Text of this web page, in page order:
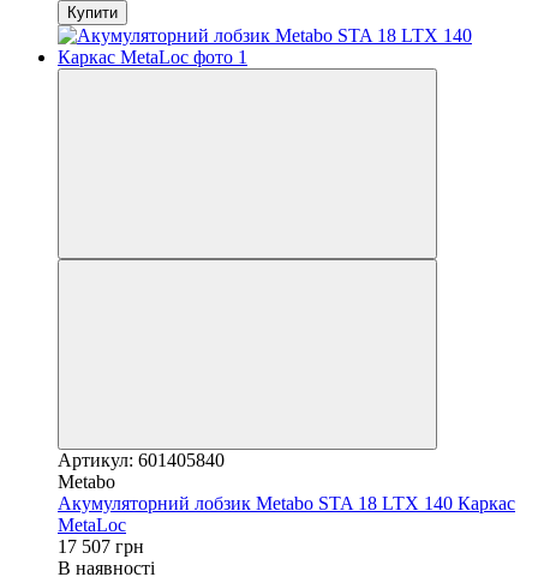
Купити
Артикул: 601405840
Metabo
Акумуляторний лобзик Metabo STA 18 LTX 140 Каркас
MetaLoc
17 507 грн
В наявності